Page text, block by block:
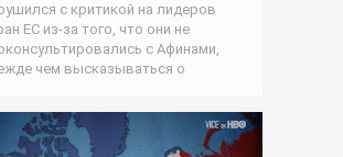
с критикой на лидеров
ЕС из-за того, что они не
с Афинами,
чем высказываться о